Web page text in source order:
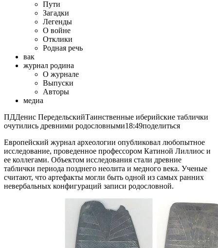
Пути
Загадки
Легенды
О войне
Отклики
Родная речь
вак
журнал родина
О журнале
Выпуски
Авторы
медиа
ПДДенис ПередельскийТаинственные иберийские таблички
очутились древними родословными18:49поделиться
Европейский журнал археологии опубликовал любопытное
исследование, проведенное профессором Катиной Лиллиос и
ее коллегами. Объектом исследования стали древние
таблички периода позднего неолита и медного века. Ученые
считают, что артефакты могли быть одной из самых ранних
невербальных конфигураций записи родословной.